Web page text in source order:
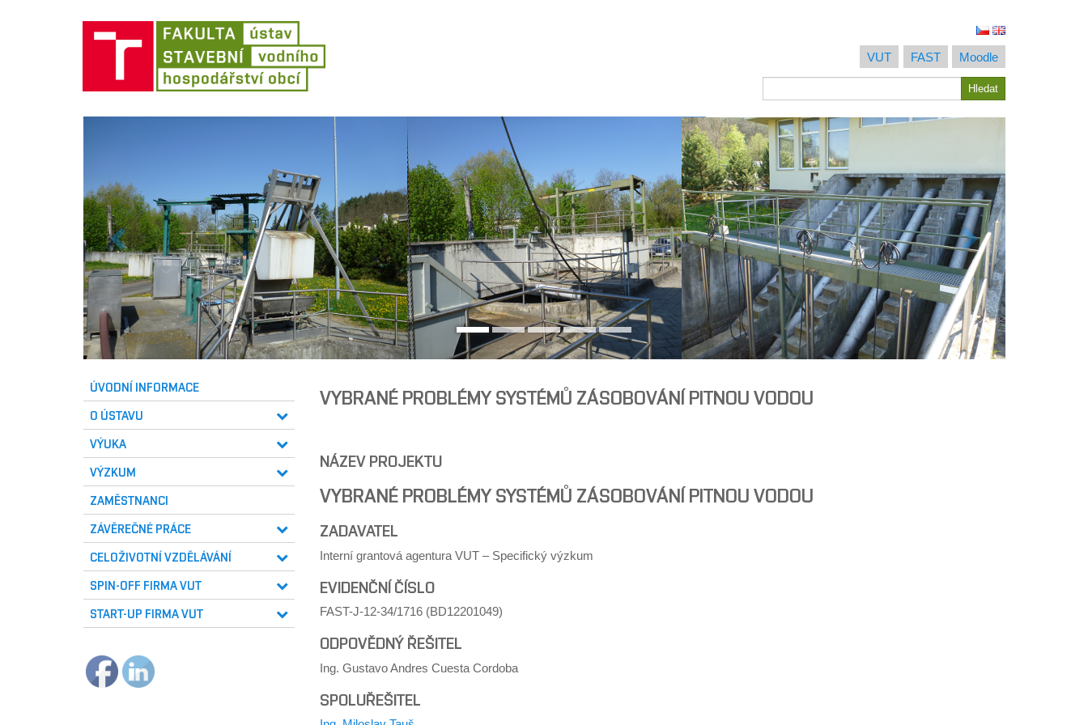
VUT FAST
Moodle
Hledat
ÚVODNÍ INFORMACE
O ÚSTAVU
VÝUKA
VÝZKUM
ZAMĚSTNANCI
ZÁVĚREČNÉ PRÁCE
CELOŽIVOTNÍ VZDĚLÁVÁNÍ
SPIN-OFF FIRMA VUT
START-UP FIRMA VUT
VYBRANÉ PROBLÉMY SYSTÉMŮ ZÁSOBOVÁNÍ PITNOU VODOU
NÁZEV PROJEKTU
VYBRANÉ PROBLÉMY SYSTÉMŮ ZÁSOBOVÁNÍ PITNOU VODOU
ZADAVATEL
Interní grantová agentura VUT – Specifický výzkum
EVIDENČNÍ ČÍSLO
FAST-J-12-34/1716 (BD12201049)
ODPOVĚDNÝ ŘEŠITEL
Ing. Gustavo Andres Cuesta Cordoba
SPOLUŘEŠITEL